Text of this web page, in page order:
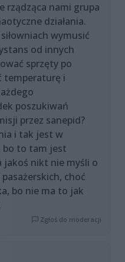
rządząca nami grupa
działania.
wymusić
od innych
sprzęty po
temperaturę i
poszukiwań
przez sanepid?
i tak jest w
bo to tam jest
jakoś nikt nie myśli o
choć
bo nie ma to jak
Zgłoś do moderacji